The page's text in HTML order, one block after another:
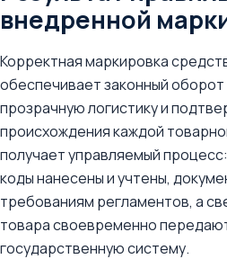
внедренной
Корректная маркировка
обеспечивает законный оборот
прозрачную логистику и
происхождения каждой
получает управляемый
коды нанесены и учтены,
требованиям регламентов, а
товара своевременно
государственную систему.